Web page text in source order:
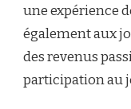
une expérience
également aux
des revenus
participation au